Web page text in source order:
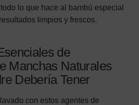
lo que hace al bambú especial
limpios y frescos.
de
Manchas Naturales
Debería Tener
con estos agentes de